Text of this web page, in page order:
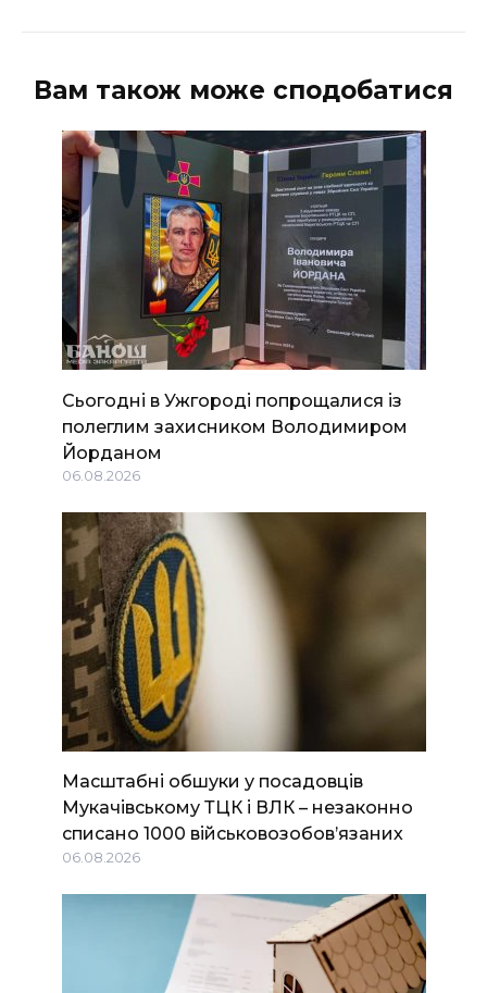
Вам також може сподобатися
Сьогодні в Ужгороді попрощалися із
полеглим захисником Володимиром
Йорданом
06.08.2026
Масштабні обшуки у посадовців
Мукачівському ТЦК і ВЛК – незаконно
списано 1000 військовозобов’язаних
06.08.2026